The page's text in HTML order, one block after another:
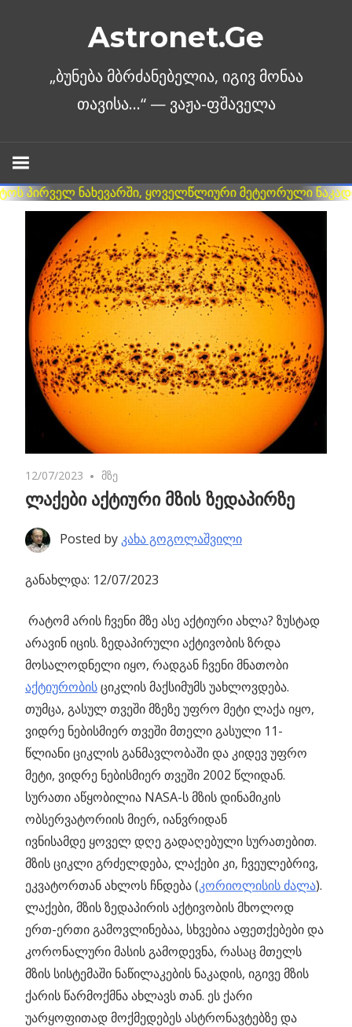
Astronet.Ge
12/07/2023 No comments
მზე
ლაქები აქტიური მზის ზედაპირზე
Posted by კახა გოგოლაშვილი
განახლდა: 12/07/2023
რატომ არის ჩვენი მზე ასე აქტიური ახლა? ზუსტად
არავინ იცის. ზედაპირული აქტივობის ზრდა
მოსალოდნელი იყო, რადგან ჩვენი მნათობი
აქტიურობისციკლის მაქსიმუმს უახლოვდება.
თუმცა, გასულ თვეში მზეზე უფრო მეტი ლაქა იყო,
ვიდრე ნებისმიერ თვეში მთელი გასული 11-
წლიანი ციკლის განმავლობაში და კიდევ უფრო
მეტი, ვიდრე ნებისმიერ თვეში 2002 წლიდან.
სურათი აწყობილია NASA-ს მზის დინამიკის
ობსერვატორიის მიერ, იანვრიდან
ივნისამდე ყოველ დღე გადაღებული სურათებით.
მზის ციკლი გრძელდება, ლაქები კი, ჩვეულებრივ,
ეკვატორთან ახლოს ჩნდება (კორიოლისის ძალა).
ლაქები, მზის ზედაპირის აქტივობის მხოლოდ
ერთ-ერთი გამოვლინებაა, სხვებია აფეთქებები და
კორონალური მასის გამოდევნა, რასაც მთელს
მზის სისტემაში ნაწილაკების ნაკადის, იგივე მზის
ქარის წარმოქმნა ახლავს თან. ეს ქარი
უარყოფითად მოქმედებეს ასტრონავტებზე და